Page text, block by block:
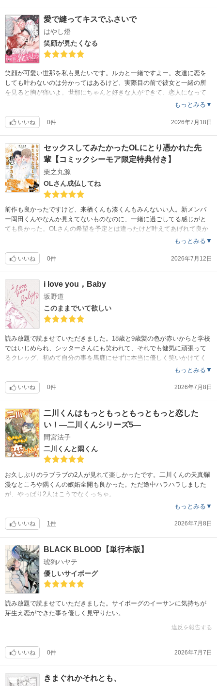
愛で縫ってキスでふさいで
はやし燈
笑顔が見たくなる
笑顔が可愛い世那を私も見たいです。ルカと一緒ですよー。友達に恋を
しても叶わないのは分かってはあるけど、実際目の前で彼女と一緒の所
を見ると胸が痛いよ。世那にちゃんと好きな人ができて、恋人になって
もっとみる▼
いいね 0件 2026年7月18日
セックスしてみたかったOLにとり憑かれた先
輩【コミックシーモア限定特典付き】
栗之丸源
OLさん成仏してね
前作も良かったですけど、来栖くんも湊くんもみんないい人。新メンバ
ー岡田くんやなんか見えてないものなのに、一緒に過ごしてる感じがと
ても良かった。OLさんの希望を予定とは違ったけど叶えてあげれて良か
もっとみる▼
いいね 0件 2026年7月12日
i love you，Baby
坂野道
このままでいて欲しい
読み放題で読ませていただきました。18歳と9歳髪の色が赤いからと学校
ではいじめられ、シッターさんにも笑われて、それでも健気に頑張って
るクレッグ、初めて自分の事を馬鹿にせずに本当に優しく笑いかけてく
もっとみる▼
いいね 0件 2026年7月8日
二川くんはもっともっともっともっと恋した
い！―二川くんシリーズ5―
間宮法子
二川くんと隅くん
お久しぶりのラブラブの2人が見れて楽しかったです。二川くんの天真爛
漫なところや隅くんの嫉妬全開も良かった。ただ途中ハラハラしました
が、やっぱり2人はこうでなくっちゃ。
もっとみる▼
いいね 1件 2026年7月8日
BLACK BLOOD【単行本版】
琥狗ハヤテ
優しいサイボーグ
読み放題で読ませていただきました。サイボーグのイーサンに気持ちが
芽生え恋ができた事を優しく見守りたい。
違反を報告する
いいね 0件 2026年7月7日
きまぐれかそれとも、